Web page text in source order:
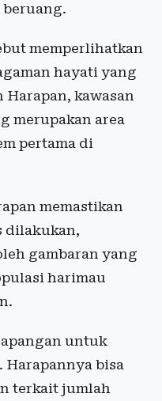
memperlihatkan
hayati yang
kawasan
merupakan area
pertama di
memastikan
dilakukan,
gambaran yang
harimau
untuk
Harapannya bisa
terkait jumlah